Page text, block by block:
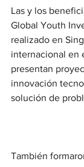
Las y los
Global Youth
realizado en
internacional en
presentan
innovación
solución de
También